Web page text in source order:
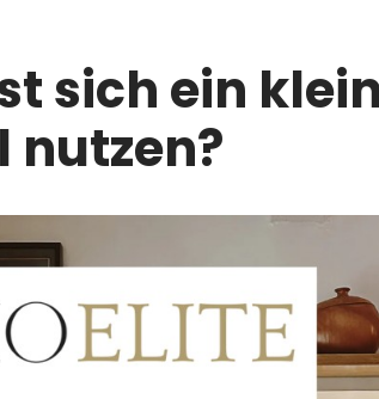
sich ein